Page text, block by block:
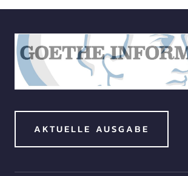
AKTUELLE AUSGABE